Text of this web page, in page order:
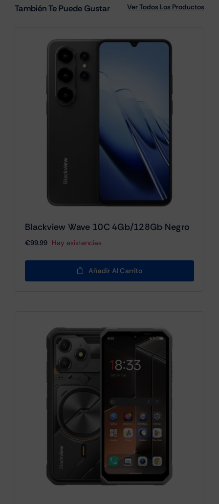
También Te Puede Gustar Ver Todos Los Productos
Blackview Wave 10C 4Gb/128Gb Negro
€99.99 Hay existencias
Añadir Al Carrito